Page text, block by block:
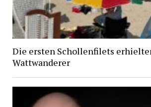
Die ersten Schollenfilets
Wattwanderer